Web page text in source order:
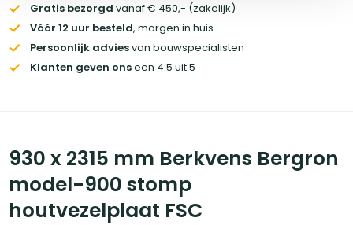
Gratis bezorgd vanaf € 450,- (zakelijk)
Vóór 12 uur besteld, morgen in huis
Persoonlijk adviesvan bouwspecialisten
Klanten geven onseen 4.5 uit 5
930 x 2315 mm Berkvens Bergron
model-900 stomp
houtvezelplaat FSC